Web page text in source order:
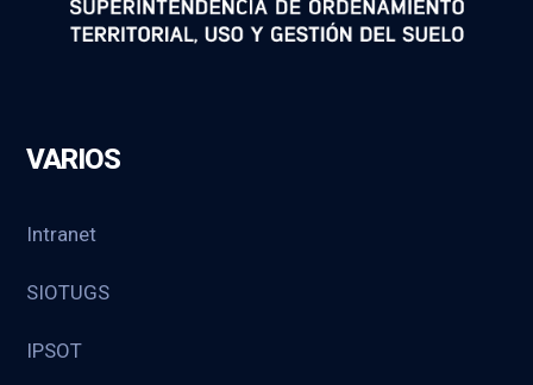
VARIOS
Intranet
SIOTUGS
IPSOT